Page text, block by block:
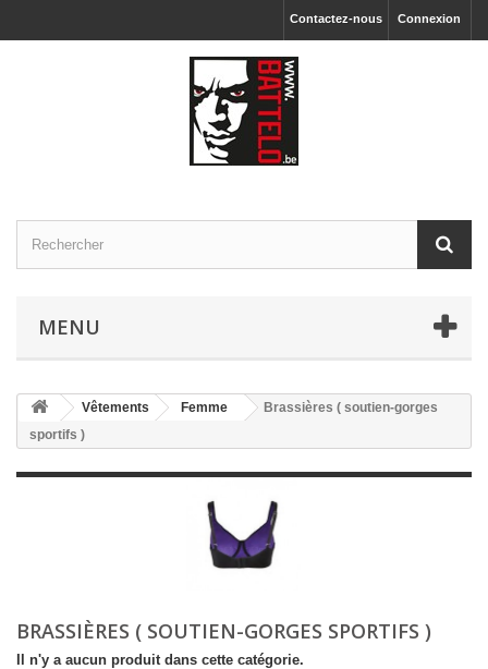
Connexion
Contactez-nous
MENU
Vêtements Femme
Brassières ( soutien-gorges
sportifs )
BRASSIÈRES ( SOUTIEN-GORGES SPORTIFS )
Il n'y a aucun produit dans cette catégorie.